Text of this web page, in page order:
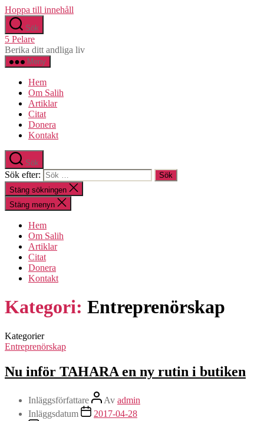
Hoppa till innehåll
Sök
5 Pelare
Berika ditt andliga liv
Meny
Hem
Om Salih
Artiklar
Citat
Donera
Kontakt
Sök
Sök efter:
Stäng sökningen
Stäng menyn
Hem
Om Salih
Artiklar
Citat
Donera
Kontakt
Kategori: Entreprenörskap
Kategorier
Entreprenörskap
Nu inför TAHARA en ny rutin i butiken
Inläggsförfattare Av admin
Inläggsdatum
2017-04-28